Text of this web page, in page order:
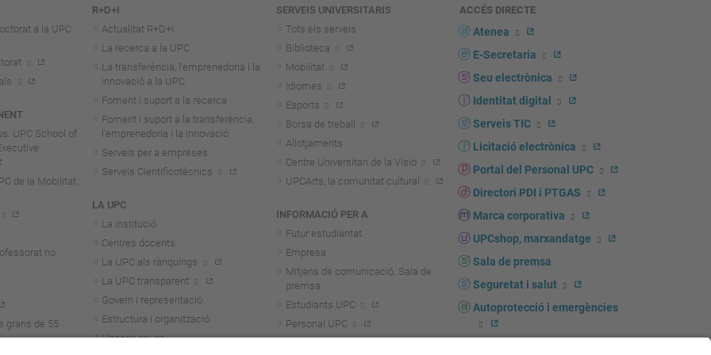
a la UPC
UPC School of
de la Mobilitat
no
grans de 55
R+D+I
Actualitat R+D+I
La recerca a la UPC
La transferència, l'emprenedoria i la
innovació a la UPC
Foment i suport a la recerca
Foment i suport a la transferència,
l'emprenedoria i la innovació
Serveis per a empreses
Serveis Cientificotècnics
LA UPC
La institució
Centres docents
La UPC als rànquings
La UPC transparent
Govern i representació
Estructura i organització
Honoris causa
SERVEIS UNIVERSITARIS
Tots els serveis
Biblioteca
Mobilitat
Idiomes
Esports
Borsa de treball
Allotjaments
Centre Universitari de la Visió
UPCArts, la comunitat cultural
INFORMACIÓ PER A
Futur estudiantat
Empresa
Mitjans de comunicació. Sala de
premsa
Estudiants UPC
Personal UPC
ACCÉS DIRECTE
Atenea
E-Secretaria
Seu electrònica
Identitat digital
Serveis TIC
Licitació electrònica
Portal del Personal UPC
Directori PDI i PTGAS
Marca corporativa
UPCshop, marxandatge
Sala de premsa
Seguretat i salut
Autoprotecció i emergències